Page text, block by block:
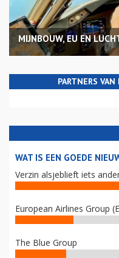
MIJNBOUW, EU EN
PARTNERS
WAT IS EEN GOEDE
Verzin alsjeblieft iets
European Airlines Group
The Blue Group